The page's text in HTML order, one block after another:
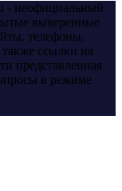
- неофициальный
выверенные
телефоны,
ссылки на
представленная
в режиме